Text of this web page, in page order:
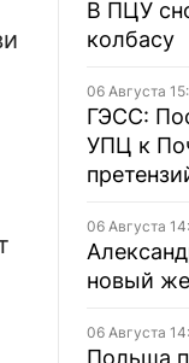
В ПЦУ
колбасу
06 Августа
ГЭСС:
УПЦ к
06 Августа
новый
06 Августа
Польша